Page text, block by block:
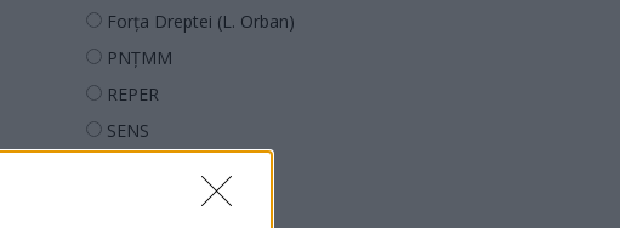
Forța Dreptei (L. Orban)
PNȚMM
REPER
SENS
POT (Gavrilă)